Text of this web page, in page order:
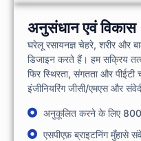
अनुसंधान एवं विकास
घरेलू रसायनज्ञ चेहरे, शरीर और
डिजाइन करते हैं। हम सक्रिय
फिर स्थिरता, संगतता और पीईटी
इंजीनियरिंग जीसी/एमएस और संवेदी
अनुकूलित करने के लिए
एसपीएफ़ ब्राइटनिंग मुँहासे